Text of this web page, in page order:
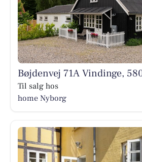
Bøjdenvej 71A Vindinge,
Til salg hos
home Nyborg